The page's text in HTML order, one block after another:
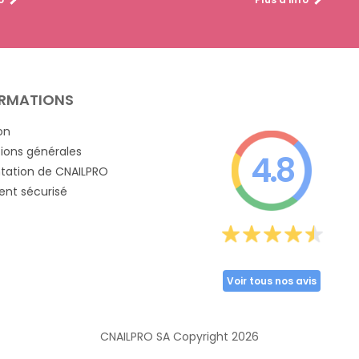
générales
de CNAILPRO
sécurisé
4.8
Voir tous nos avis
CNAILPRO SA Copyright 2026